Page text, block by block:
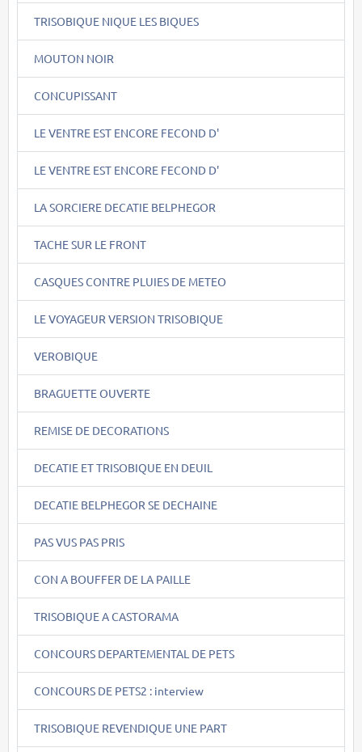
TRISOBIQUE NIQUE LES BIQUES
MOUTON NOIR
CONCUPISSANT
LE VENTRE EST ENCORE FECOND D'
LE VENTRE EST ENCORE FECOND D'
LA SORCIERE DECATIE BELPHEGOR
TACHE SUR LE FRONT
CASQUES CONTRE PLUIES DE METEO
LE VOYAGEUR VERSION TRISOBIQUE
VEROBIQUE
BRAGUETTE OUVERTE
REMISE DE DECORATIONS
DECATIE ET TRISOBIQUE EN DEUIL
DECATIE BELPHEGOR SE DECHAINE
PAS VUS PAS PRIS
CON A BOUFFER DE LA PAILLE
TRISOBIQUE A CASTORAMA
CONCOURS DEPARTEMENTAL DE PETS
CONCOURS DE PETS2 : interview
TRISOBIQUE REVENDIQUE UNE PART